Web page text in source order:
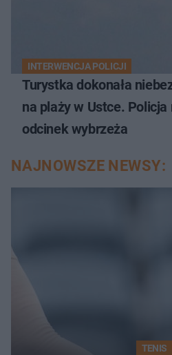
INTERWENCJA POLICJI
Turystka dokonała
na plaży w Ustce. Policja
odcinek wybrzeża
NAJNOWSZE NEWSY:
TENIS